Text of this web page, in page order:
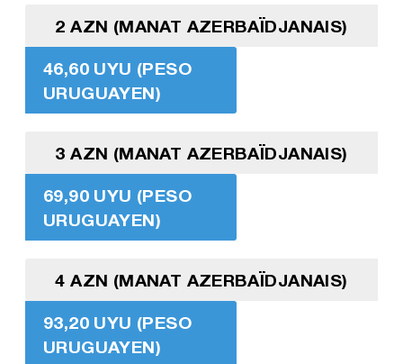
2 AZN (MANAT AZERBAÏDJANAIS)
46,60 UYU (PESO
URUGUAYEN)
3 AZN (MANAT AZERBAÏDJANAIS)
69,90 UYU (PESO
URUGUAYEN)
4 AZN (MANAT AZERBAÏDJANAIS)
93,20 UYU (PESO
URUGUAYEN)